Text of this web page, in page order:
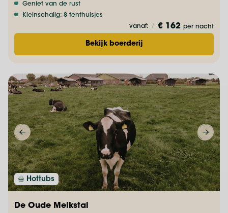
Geniet van de rust
Kleinschalig: 8 tenthuisjes
vanaf: / € 162 per nacht
Bekijk boerderij
Hottubs
De Oude Melkstal